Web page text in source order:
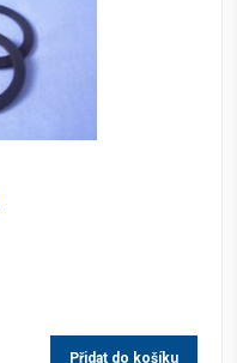
Přidat do košíku